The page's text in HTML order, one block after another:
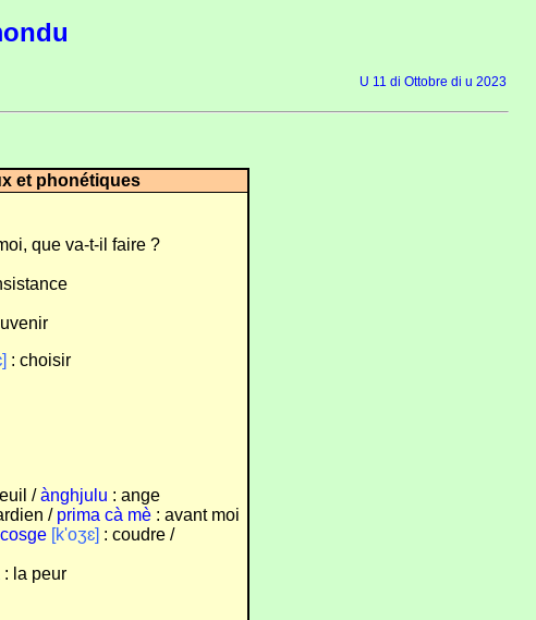
U 11 di Ottobre di u 2023
et phonétiques
que va-t-il faire ?
: choisir
/ànghjulu : ange
/prima cà mè : avant moi
cosge [k'oʒɛ] : coudre /
: la peur